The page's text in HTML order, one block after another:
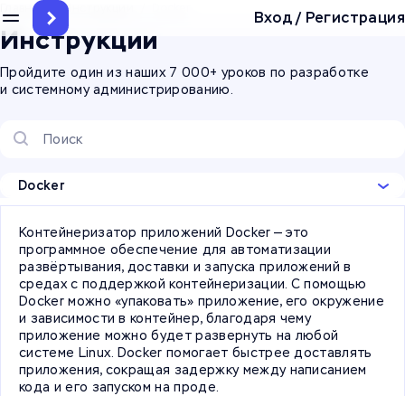
Вход/ Регистрация
Главная Инструкции
Инструкции
Пройдите один из наших 7 000+ уроков по разработке
и системному администрированию.
Docker
Контейнеризатор приложений Docker — это
программное обеспечение для автоматизации
развёртывания, доставки и запуска приложений в
средах с поддержкой контейнеризации. С помощью
Docker можно «упаковать» приложение, его окружение
и зависимости в контейнер, благодаря чему
приложение можно будет развернуть на любой
системе Linux. Docker помогает быстрее доставлять
приложения, сокращая задержку между написанием
кода и его запуском на проде.